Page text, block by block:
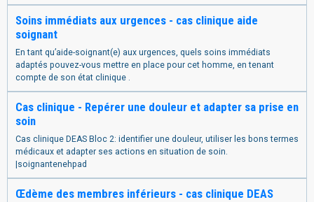
Soins immédiats aux urgences - cas clinique aide
soignant
En tant qu’aide-soignant(e) aux urgences, quels soins immédiats
adaptés pouvez-vous mettre en place pour cet homme, en tenant
compte de son état clinique .
Cas clinique - Repérer une douleur et adapter sa prise en
soin
Cas clinique DEAS Bloc 2: identifier une douleur, utiliser les bons termes
médicaux et adapter ses actions en situation de soin.
|soignantenehpad
Œdème des membres inférieurs - cas clinique DEAS